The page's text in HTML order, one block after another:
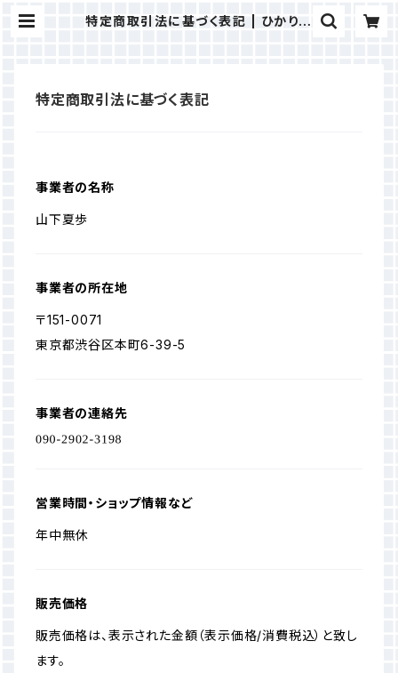
特定商取引法に基づく表記 | ひかり商
特定商取引法に基づく表記
事業者の名称
山下夏歩
事業者の所在地
〒151-0071
東京都渋谷区本町6-39-5
事業者の連絡先
営業時間・ショップ情報など
年中無休
販売価格
販売価格は、表示された金額（表示価格/消費税込）と致し
ます。